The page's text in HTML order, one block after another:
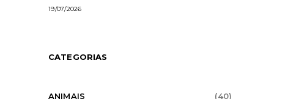
19/07/2026
CATEGORIAS
ANIMAIS (40)